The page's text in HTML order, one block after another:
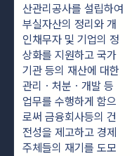
산관리공사를 설립하여
부실자산의 정리와 개
인채무자 및 기업의 정
상화를 지원하고 국가
기관 등의 재산에 대한
관리ㆍ처분ㆍ개발 등
업무를 수행하게 함으
로써 금융회사등의 건
전성을 제고하고 경제
주체들의 재기를 도모